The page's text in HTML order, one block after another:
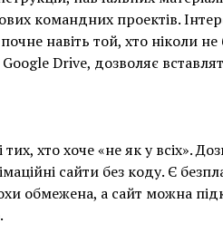
командних проектів.
навіть той, хто ніколи
Google Drive, дозволяє
хто хоче «не як у всіх».
сайти без коду. Є
обмежена, а сайт можна